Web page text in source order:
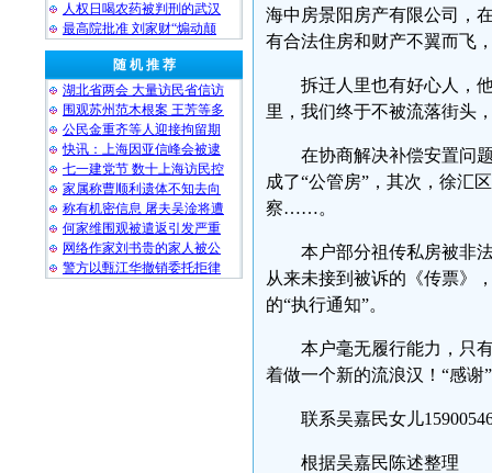
人权日喝农药被判刑的武汉
最高院批准 刘家财“煽动颠
随 机 推 荐
湖北省两会 大量访民省信访
围观苏州范木根案 王芳等多
公民金重齐等人迎接拘留期
快讯：上海因亚信峰会被逮
七一建党节 数十上海访民控
家属称曹顺利遗体不知去向
称有机密信息 屠夫吴淦将遭
何家维围观被遣返引发严重
网络作家刘书贵的家人被公
警方以甄江华撤销委托拒律
海中房景阳房产有限公司，
有合法住房和财产不翼而飞
拆迁人里也有好心人，
里，我们终于不被流落街头
在协商解决补偿安置问
成了“公管房”，其次，徐汇
察……。
本户部分祖传私房被非
从来未接到被诉的《传票》
的“执行通知”。
本户毫无履行能力，只
着做一个新的流浪汉！“感
联系吴嘉民女儿
根据吴嘉民陈述整理